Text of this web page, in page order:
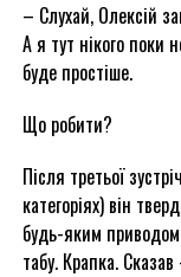
– Слухай, Олексій
А я тут нікого поки
буде простіше.
Що робити?
Після третьої
категоріях) він
будь-яким
табу. Крапка.